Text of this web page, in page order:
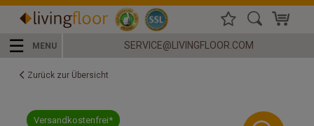
☰ MENU SERVICE@LIVINGFLOOR.COM
Zurück zur Übersicht
Versandkostenfrei*